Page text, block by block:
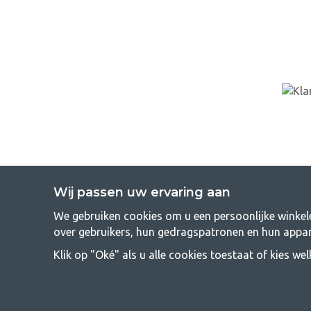
vinden dat kamperen betaalbaar moet zijn voor iedereen, en
Wij passen uw ervaring aan
We gebruiken cookies om u een persoonlijke
over gebruikers, hun gedragspatronen en hun
Klik op "Oké" als u alle cookies toestaat of kies